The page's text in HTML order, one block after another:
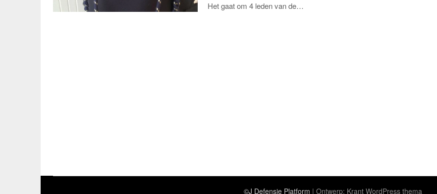
Het gaat om 4 leden van de…
©J Defensie Platform | Ontwerp: Krant WordPress thema